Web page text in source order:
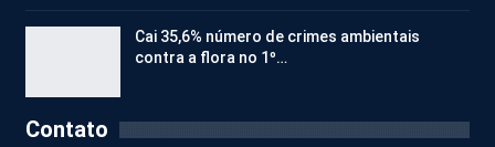
Cai 35,6% número de crimes ambientais
contra a flora no 1º…
Contato